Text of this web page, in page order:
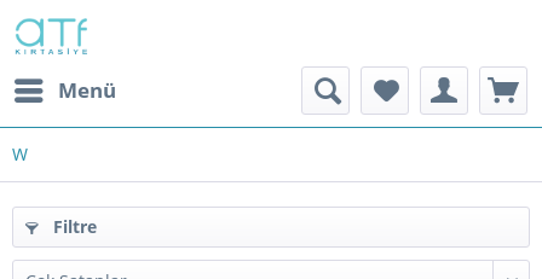
Menü
W
Filtre